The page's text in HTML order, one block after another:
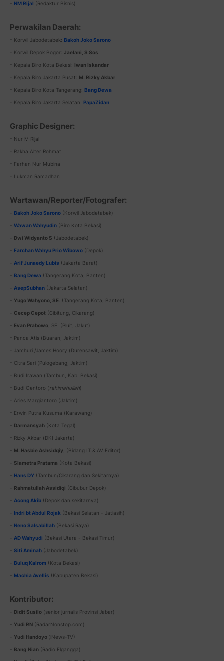
NM Rijal (Redaktur Bisnis)
Perwakilan Daerah:
- Korwil Jabodetabek: Bakoh Joko Sarono
- Korwil Depok Bogor: Jaelani, S Sos
- Kepala Biro Kota Bekasi: Iwan Iskandar
- Kepala Biro Jakarta Pusat: M. Rizky Akbar
- Kepala Biro Kota Tangerang: Bang Dewa
- Kepala Biro Jakarta Selatan: PapaZidan
Graphic Designer:
- Nur M Rijal
- Rakha Alter Rohmat
- Farhan Nur Mubina
- Lukman Ramadhan
Wartawan/Reporter/Fotografer:
Bakoh Joko Sarono (Korwil Jabodetabek)
Wawan Wahyudin (Biro Kota Bekasi)
Dwi Widyanto S (Jabodetabek)
Farchan Wahyu Prio Wibowo (Depok)
Arif Junaedy Lubis (Jakarta Barat)
Bang Dewa (Tangerang Kota, Banten)
AsepSubhan (Jakarta Selatan)
Yugo Wahyono, SE . (Tangerang Kota, Banten)
Cecep Cepot (Cibitung, Cikarang)
Evan Prabowo , SE. (Pluit, Jakut)
- Panca Atis (Buaran, Jaktim)
- Jamhuri /James Hoory (Durensawit, Jaktim)
- Citra Sari (Pulogebang, Jaktim)
- Budi Irawan (Tambun, Kab. Bekasi)
- Budi Oentoro (rahimahullah)
- Aries Margiantoro (Jaktim)
- Erwin Putra Kusuma (Karawang)
Darmansyah (Kota Tegal)
- Rizky Akbar (DKI Jakarta)
M. Hasbie Ashsidqiy , (Bidang IT & AV Editor)
Slametra Pratama (Kota Bekasi)
Hans DY (Tambun/Cikarang dan Sekitarnya)
Rahmatullah Assidiqi (Cibubur Depok)
Acong Akib (Depok dan sekitarnya)
Indri bt Abdul Rojak (Bekasi Selatan - Jatiasih)
Neno Salsabillah (Bekasi Raya)
AD Wahyudi (Bekasi Utara - Bekasi Timur)
Siti Aminah (Jabodetabek)
Buluq Kalrom (Kota Bekasi)
Machia Avellis (Kabupaten Bekasi)
Kontributor:
Didit Susilo (senior jurnalis Provinsi Jabar)
Yudi RN (RadarNonstop.com)
Yudi Handoyo (iNews-TV)
Bang Nian (Radio Elgangga)